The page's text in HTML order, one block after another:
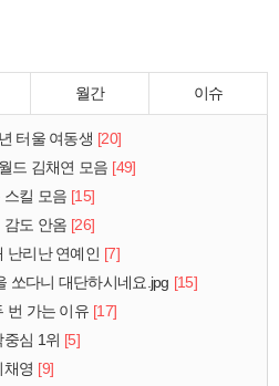
월간 이슈
터울 여동생 [20]
드 김채연 모음 [49]
스킬 모음 [15]
감도 안옴 [26]
난리난 연예인 [7]
쏘다니 대단하시네요.jpg [15]
번 가는 이유 [17]
심 1위 [5]
채영 [9]